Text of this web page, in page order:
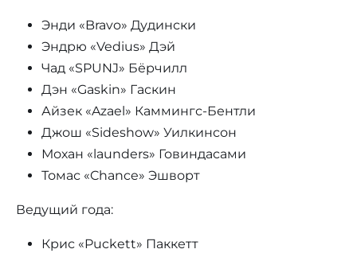
Энди «Bravo» Дудински
Эндрю «Vedius» Дэй
Чад «SPUNJ» Бёрчилл
Дэн «Gaskin» Гаскин
Айзек «Azael» Каммингс-Бентли
Джош «Sideshow» Уилкинсон
Мохан «launders» Говиндасами
Томас «Chance» Эшворт
Ведущий года:
Крис «Puckett» Паккетт